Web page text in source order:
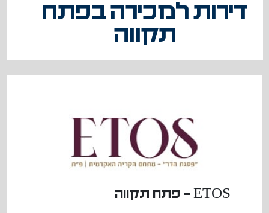
דירות למכירה בפתח
תקווה
ETOS – פתח תקווה